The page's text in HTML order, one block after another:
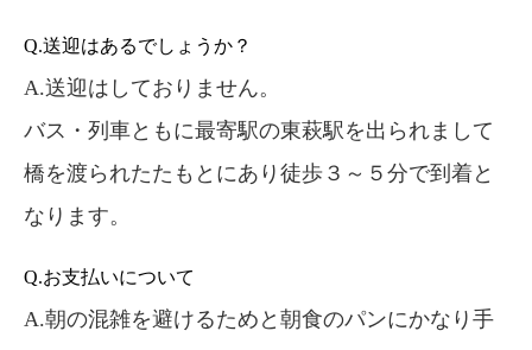
Q.送迎はあるでしょうか？
A.送迎はしておりません。
バス・列車ともに最寄駅の東萩駅を出られまして
橋を渡られたたもとにあり徒歩３～５分で到着と
なります。
Q.お支払いについて
A.朝の混雑を避けるためと朝食のパンにかなり手